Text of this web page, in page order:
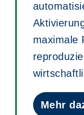
maximale
Mehr